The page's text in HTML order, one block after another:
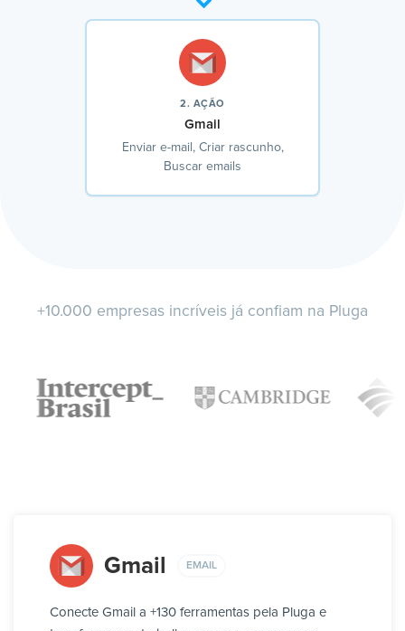
2. AÇÃO
Gmail
Enviar e-mail, Criar rascunho,
Buscar emails
+10.000 empresas incríveis já confiam na Pluga
Gmail EMAIL
Conecte Gmail a +130 ferramentas pela Pluga e